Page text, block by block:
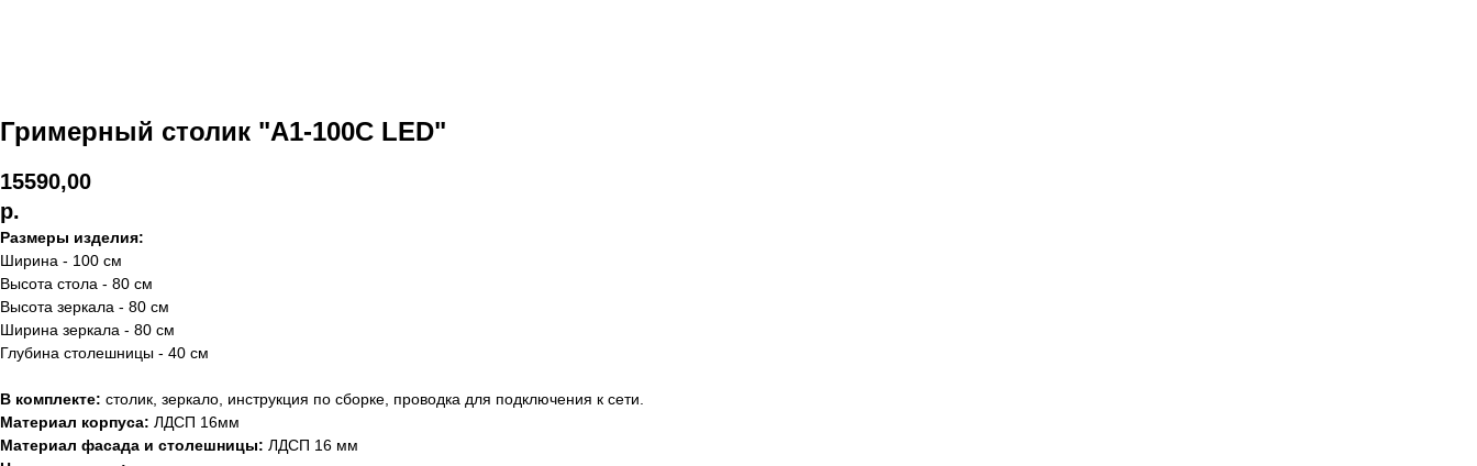
Гримерный столик "А1-100С LED"
15590,00
р.
Размеры изделия:
Ширина - 100 см
Высота стола - 80 см
Высота зеркала - 80 см
Ширина зеркала - 80 см
Глубина столешницы - 40 см
В комплекте: столик, зеркало, инструкция по сборке, проводка для подключения к сети.
Материал корпуса: ЛДСП 16мм
Материал фасада и столешницы: ЛДСП 16 мм